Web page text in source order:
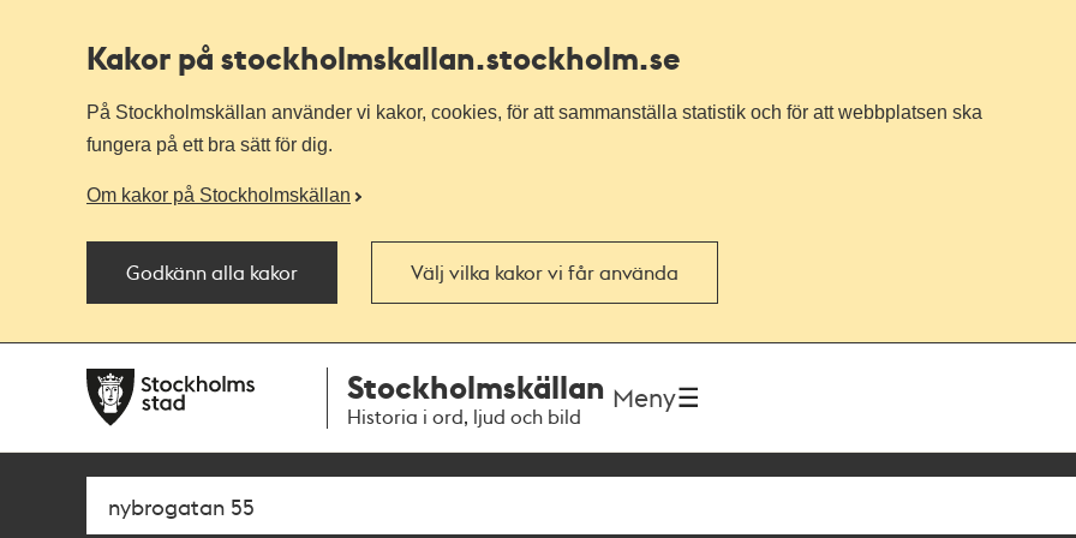
Kakor på stockholmskallan.stockholm.se
På Stockholmskällan använder vi kakor, cookies, för att sammanställa statistik och för att webbplatsen ska
fungera på ett bra sätt för dig.
Om kakor på Stockholmskällan
Godkänn alla kakor Välj vilka kakor vi får använda
navigationen
huvudinnehållet
Stockholmskällan
Historia i ord, ljud och bild
Meny
Sök